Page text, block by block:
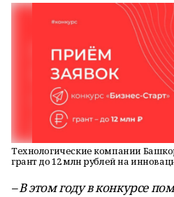
Технологические компании
грант до 12 млн рублей на
– В этом году в конкурсе